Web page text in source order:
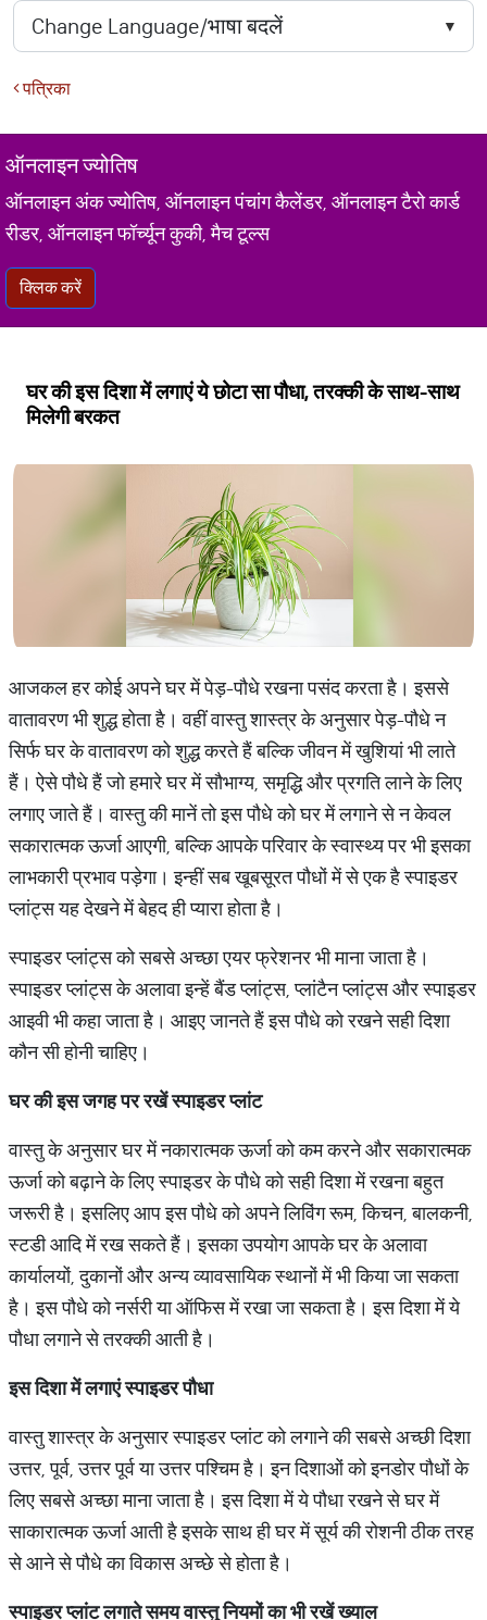
पत्रिका
ऑनलाइन ज्योतिष
ऑनलाइन अंक ज्योतिष, ऑनलाइन पंचांग कैलेंडर, ऑनलाइन टैरो कार्ड
रीडर, ऑनलाइन फॉर्च्यून कुकी, मैच टूल्स
क्लिक करें
घर की इस दिशा में लगाएं ये छोटा सा पौधा, तरक्की के साथ-साथ
मिलेगी बरकत
आजकल हर कोई अपने घर में पेड़-पौधे रखना पसंद करता है। इससे
वातावरण भी शुद्ध होता है। वहीं वास्तु शास्त्र के अनुसार पेड़-पौधे न
सिर्फ घर के वातावरण को शुद्ध करते हैं बल्कि जीवन में खुशियां भी लाते
हैं। ऐसे पौधे हैं जो हमारे घर में सौभाग्य, समृद्धि और प्रगति लाने के लिए
लगाए जाते हैं। वास्तु की मानें तो इस पौधे को घर में लगाने से न केवल
सकारात्मक ऊर्जा आएगी, बल्कि आपके परिवार के स्वास्थ्य पर भी इसका
लाभकारी प्रभाव पड़ेगा। इन्हीं सब खूबसूरत पौधों में से एक है स्पाइडर
प्लांट्स यह देखने में बेहद ही प्यारा होता है।
स्पाइडर प्लांट्स को सबसे अच्छा एयर फ्रेशनर भी माना जाता है।
स्पाइडर प्लांट्स के अलावा इन्हें बैंड प्लांट्स, प्लांटैन प्लांट्स और स्पाइडर
आइवी भी कहा जाता है। आइए जानते हैं इस पौधे को रखने सही दिशा
कौन सी होनी चाहिए।
घरकीइसजगहपररखेंस्पाइडरप्लांट
वास्तु के अनुसार घर में नकारात्मक ऊर्जा को कम करने और सकारात्मक
ऊर्जा को बढ़ाने के लिए स्पाइडर के पौधे को सही दिशा में रखना बहुत
जरूरी है। इसलिए आप इस पौधे को अपने लिविंग रूम, किचन, बालकनी,
स्टडी आदि में रख सकते हैं। इसका उपयोग आपके घर के अलावा
कार्यालयों, दुकानों और अन्य व्यावसायिक स्थानों में भी किया जा सकता
है। इस पौधे को नर्सरी या ऑफिस में रखा जा सकता है। इस दिशा में ये
पौधा लगाने से तरक्की आती है।
इसदिशामेंलगाएंस्पाइडरपौधा
वास्तु शास्त्र के अनुसार स्पाइडर प्लांट को लगाने की सबसे अच्छी दिशा
उत्तर, पूर्व, उत्तर पूर्व या उत्तर पश्चिम है। इन दिशाओं को इनडोर पौधों के
लिए सबसे अच्छा माना जाता है। इस दिशा में ये पौधा रखने से घर में
साकारात्मक ऊर्जा आती है इसके साथ ही घर में सूर्य की रोशनी ठीक तरह
से आने से पौधे का विकास अच्छे से होता है।
स्पाइडरप्लांटलगातेसमयवास्तुनियमोंकाभीरखेंख्याल